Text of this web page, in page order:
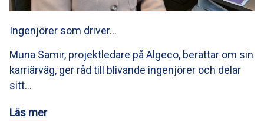
Ingenjörer som driver…
Muna Samir, projektledare på Algeco, berättar om sin
karriärväg, ger råd till blivande ingenjörer och delar
sitt…
Läs mer